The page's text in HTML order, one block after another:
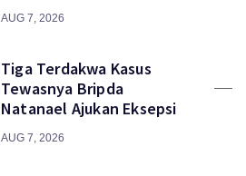
AUG 7, 2026
Tiga Terdakwa Kasus
Tewasnya Bripda
Natanael Ajukan Eksepsi
AUG 7, 2026